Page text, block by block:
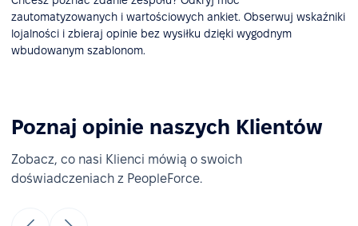
zautomatyzowanych i wartościowych ankiet. Obserwuj wskaźniki
lojalności i zbieraj opinie bez wysiłku dzięki wygodnym
wbudowanym szablonom.
Poznaj opinie naszych Klientów
Zobacz, co nasi Klienci mówią o swoich
doświadczeniach z PeopleForce.